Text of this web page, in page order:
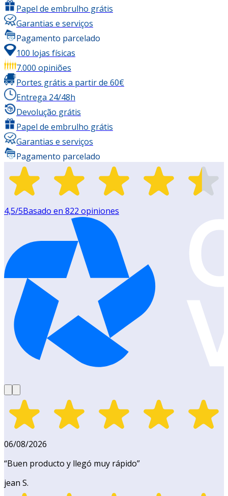
Papel de embrulho grátis
Garantias e serviços
Pagamento parcelado
100 lojas físicas
7.000 opiniões
Portes grátis a partir de 60€
Entrega 24/48h
Devolução grátis
Papel de embrulho grátis
Garantias e serviços
Pagamento parcelado
4,5/5Basado en 822 opiniones
06/08/2026
“Buen producto y llegó muy rápido”
jean S.